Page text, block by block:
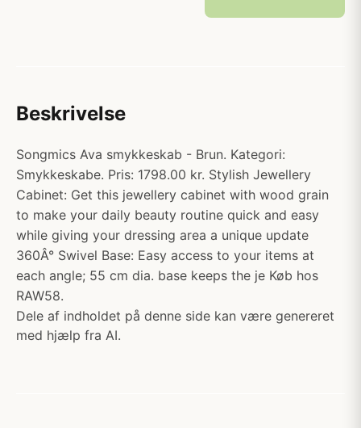
Beskrivelse
Songmics Ava smykkeskab - Brun. Kategori:
Smykkeskabe. Pris: 1798.00 kr. Stylish Jewellery
Cabinet: Get this jewellery cabinet with wood grain
to make your daily beauty routine quick and easy
while giving your dressing area a unique update
360Â° Swivel Base: Easy access to your items at
each angle; 55 cm dia. base keeps the je Køb hos
RAW58.
Dele af indholdet på denne side kan være genereret
med hjælp fra AI.